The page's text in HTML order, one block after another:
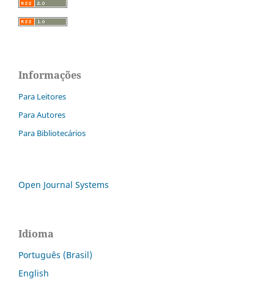
Informações
Para Leitores
Para Autores
Para Bibliotecários
Open Journal Systems
Idioma
Português (Brasil)
English